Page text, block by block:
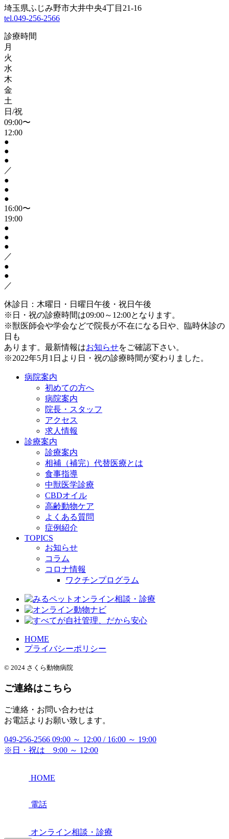
埼玉県ふじみ野市大井中央4丁目21-16
tel.049-256-2566
診療時間
月
火
水
木
金
土
日/祝
09:00〜
12:00
●
●
●
／
●
●
●
16:00〜
19:00
●
●
●
／
●
●
／
休診日：木曜日・日曜日午後・祝日午後
※日・祝の診療時間は09:00～12:00となります。
※獣医師会や学会などで院長が不在になる日や、臨時休診の
日も
あります。最新情報はお知らせをご確認下さい。
※2022年5月1日より日・祝の診療時間が変わりました。
病院案内
初めての方へ
病院案内
院長・スタッフ
アクセス
求人情報
診療案内
診療案内
相補（補完）代替医療とは
食事指導
中獣医学診療
CBDオイル
高齢動物ケア
よくある質問
症例紹介
TOPICS
お知らせ
コラム
コロナ情報
ワクチンプログラム
HOME
プライバシーポリシー
© 2024 さくら動物病院
ご連絡はこちら
ご連絡・お問い合わせは
お電話よりお願い致します。
049-256-2566 09:00 ～ 12:00 / 16:00 ～ 19:00
※日・祝は 9:00 ～ 12:00
HOME
電話
オンライン相談・診療